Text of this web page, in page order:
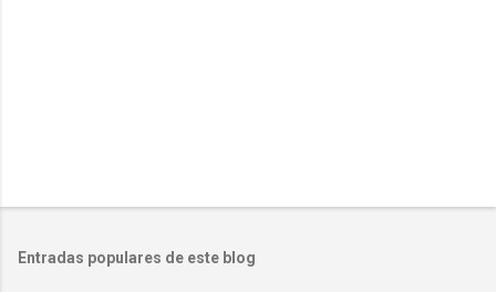
Entradas populares de este blog